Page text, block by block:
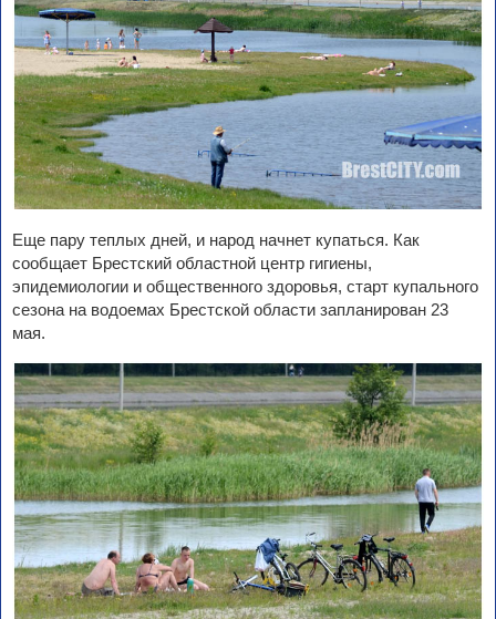
Еще пару теплых дней, и народ начнет купаться. Как
сообщает Брестский областной центр гигиены,
эпидемиологии и общественного здоровья, старт купального
сезона на водоемах Брестской области запланирован 23
мая.